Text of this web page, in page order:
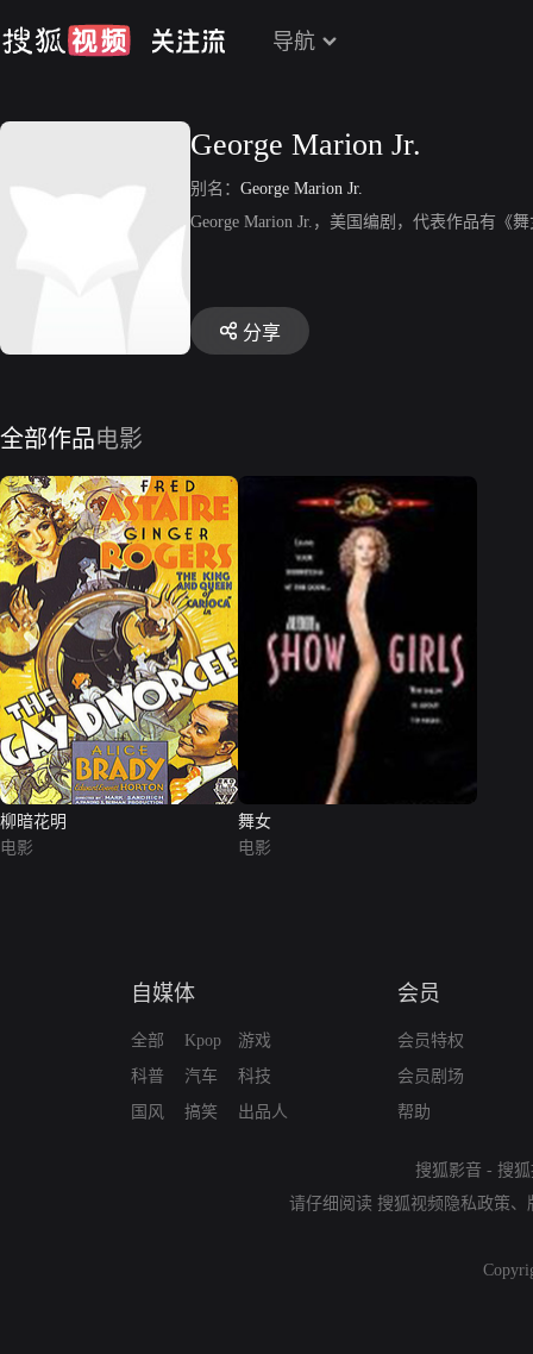
导航
George Marion Jr.
别名： George Marion Jr.
George Marion Jr.，美国编剧，代表作品有《
分享
全部作品电影
柳暗花明
电影
舞女
电影
自媒体
全部
科普
国风
Kpop
汽车
搞笑
游戏
科技
出品人
会员
会员特权
会员剧场
帮助
搜狐影音 - 搜
请仔细阅读 搜狐视频隐私政策、